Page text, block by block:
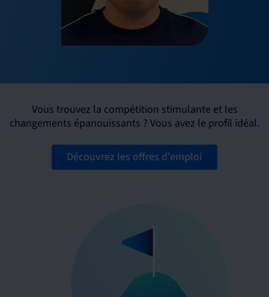
Vous trouvez la compétition stimulante et les
changements épanouissants ? Vous avez le profil idéal.
Découvrez les offres d’emploi